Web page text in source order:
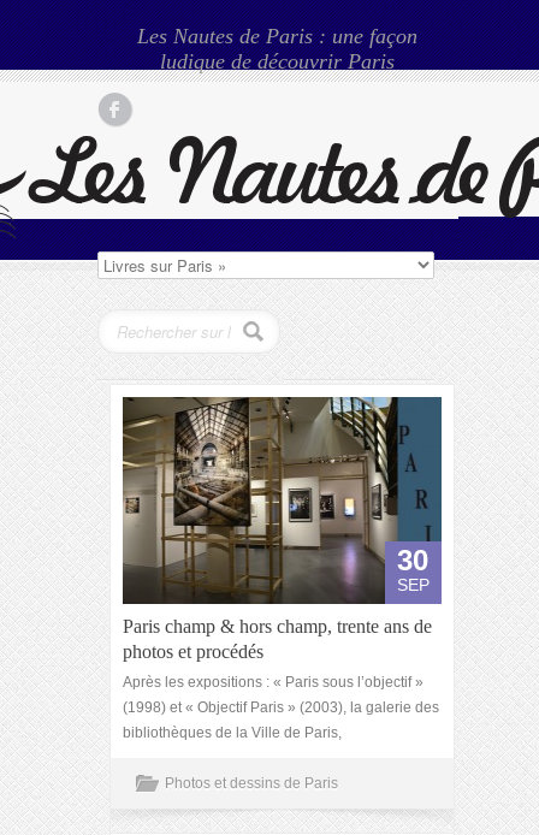
Les Nautes de Paris : une façon
ludique de découvrir Paris
30
SEP
Paris champ & hors champ, trente ans de
photos et procédés
Après les expositions : « Paris sous l’objectif »
(1998) et « Objectif Paris » (2003), la galerie des
bibliothèques de la Ville de Paris,
Photos et dessins de Paris